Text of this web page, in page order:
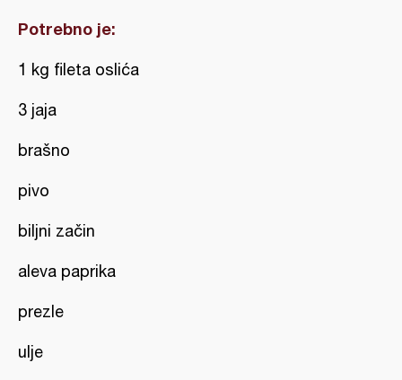
Potrebno je:
1 kg fileta oslića
3 jaja
brašno
pivo
biljni začin
aleva paprika
prezle
ulje